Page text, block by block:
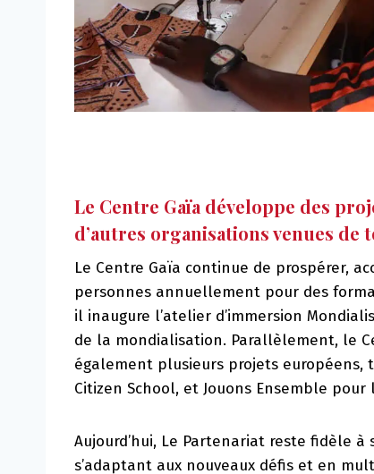
Le Centre Gaïa développe des
d’autres organisations venues de
Le Centre Gaïa continue de prospérer,
personnes annuellement pour des
il inaugure l’atelier d’immersion
de la mondialisation. Parallèlement, le
également plusieurs projets européens,
Citizen School, et Jouons Ensemble pour
Aujourd’hui, Le Partenariat reste fidèle
s’adaptant aux nouveaux défis et en